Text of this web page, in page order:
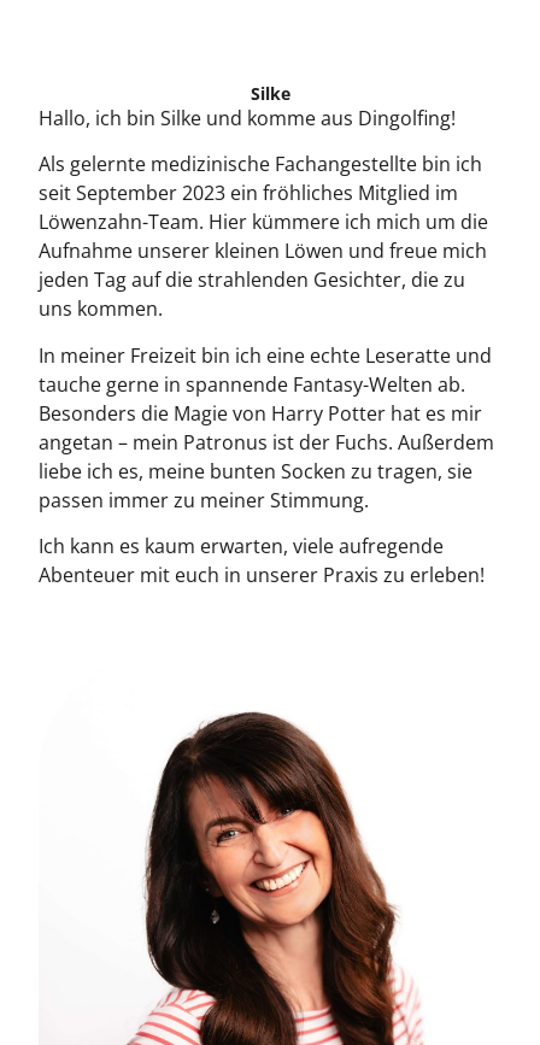
Silke
Hallo, ich bin Silke und komme aus Dingolfing!
Als gelernte medizinische Fachangestellte bin ich
seit September 2023 ein fröhliches Mitglied im
Löwenzahn-Team. Hier kümmere ich mich um die
Aufnahme unserer kleinen Löwen und freue mich
jeden Tag auf die strahlenden Gesichter, die zu
uns kommen.
In meiner Freizeit bin ich eine echte Leseratte und
tauche gerne in spannende Fantasy-Welten ab.
Besonders die Magie von Harry Potter hat es mir
angetan – mein Patronus ist der Fuchs. Außerdem
liebe ich es, meine bunten Socken zu tragen, sie
passen immer zu meiner Stimmung.
Ich kann es kaum erwarten, viele aufregende
Abenteuer mit euch in unserer Praxis zu erleben!